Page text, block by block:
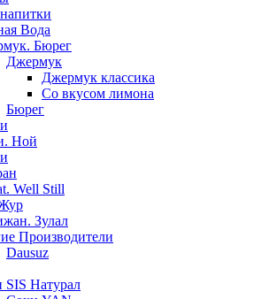
Вода
Бюрег
Джермук
Джермук классика
Со вкусом лимона
Бюрег
Ной
Well Still
Зулал
Производители
Dausuz
SIS Натурал